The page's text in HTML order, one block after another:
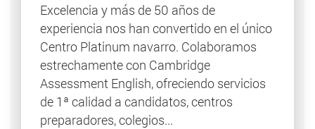
Excelencia y más de 50 años de
experiencia nos han convertido en el único
Centro Platinum navarro. Colaboramos
estrechamente con Cambridge
Assessment English, ofreciendo servicios
de 1ª calidad a candidatos, centros
preparadores, colegios...